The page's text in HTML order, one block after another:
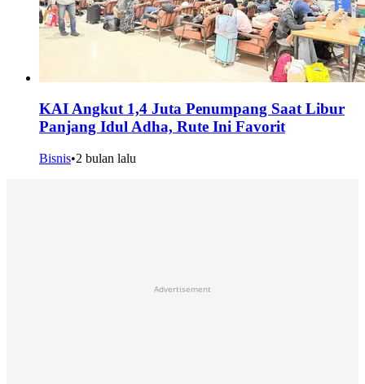
KAI Angkut 1,4 Juta Penumpang Saat Libur
Panjang Idul Adha, Rute Ini Favorit
Bisnis•2 bulan lalu
Advertisement